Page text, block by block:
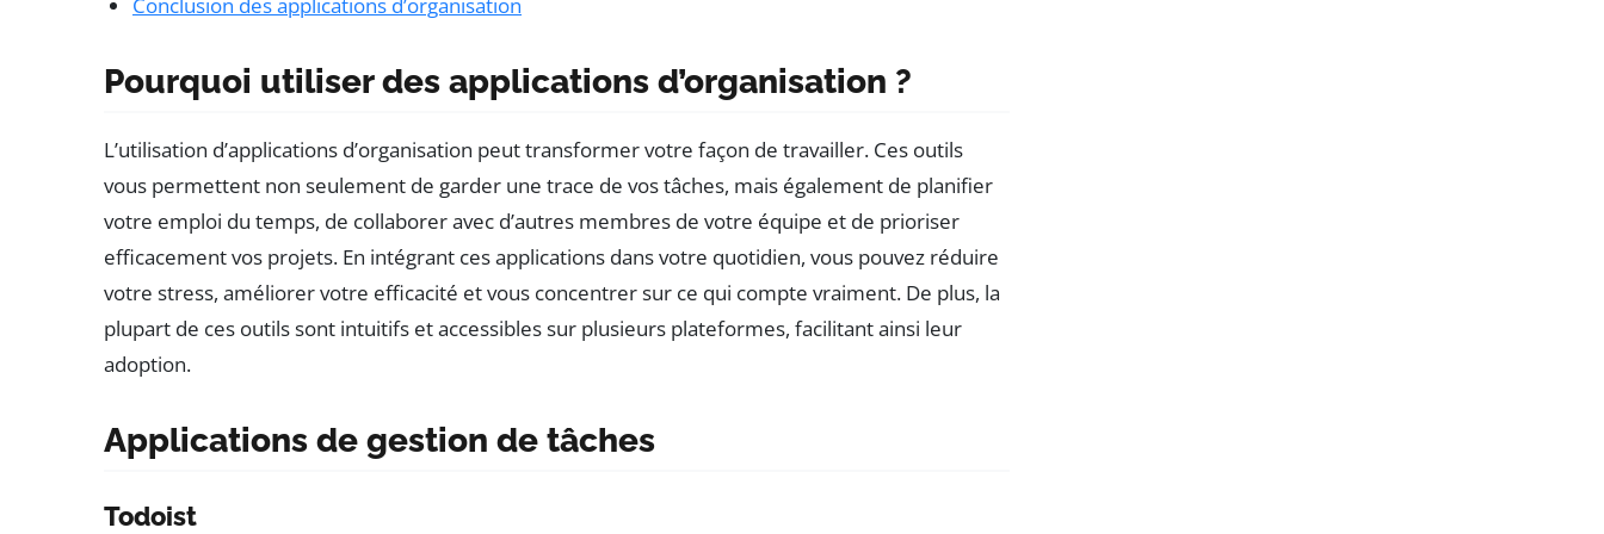
Conclusion des applications d’organisation
Pourquoi utiliser des applications d’organisation ?
L’utilisation d’applications d’organisation peut transformer votre façon de travailler. Ces outils
vous permettent non seulement de garder une trace de vos tâches, mais également de planifier
votre emploi du temps, de collaborer avec d’autres membres de votre équipe et de prioriser
efficacement vos projets. En intégrant ces applications dans votre quotidien, vous pouvez réduire
votre stress, améliorer votre efficacité et vous concentrer sur ce qui compte vraiment. De plus, la
plupart de ces outils sont intuitifs et accessibles sur plusieurs plateformes, facilitant ainsi leur
adoption.
Applications de gestion de tâches
Todoist